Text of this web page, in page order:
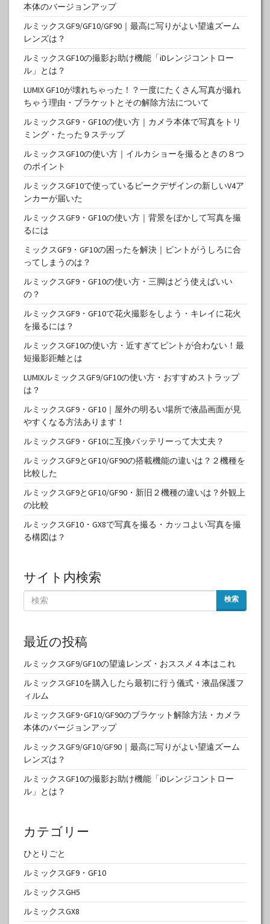
本体のバージョンアップ
ルミックスGF9/GF10/GF90｜最高に写りがよい望遠ズーム
レンズは？
ルミックスGF10の撮影お助け機能「iDレンジコントロー
ル」とは？
LUMIX GF10が壊れちゃった！？一度にたくさん写真が撮れ
ちゃう理由・ブラケットとその解除方法について
ルミックスGF9・GF10の使い方｜カメラ本体で写真をトリ
ミング・たった９ステップ
ルミックスGF10の使い方｜イルカショーを撮るときの８つ
のポイント
ルミックスGF10で使っているピークデザインの新しいV4ア
ンカーが届いた
ルミックスGF9・GF10の使い方｜背景をぼかして写真を撮
るには
ミックスGF9・GF10の困ったを解決｜ピントがうしろに合
ってしまうのは？
ルミックスGF9・GF10の使い方・三脚はどう使えばいい
の？
ルミックスGF9・GF10で花火撮影をしよう・キレイに花火
を撮るには？
ルミックスGF10の使い方・近すぎてピントが合わない！最
短撮影距離とは
LUMIXルミックスGF9/GF10の使い方・おすすめストラップ
は？
ルミックスGF9・GF10｜屋外の明るい場所で液晶画面が見
やすくなる方法あります！
ルミックスGF9・GF10に互換バッテリーって大丈夫？
ルミックスGF9とGF10/GF90の搭載機能の違いは？２機種を
比較した
ルミックスGF9とGF10/GF90・新旧２機種の違いは？外観上
の比較
ルミックスGF10・GX8で写真を撮る・カッコよい写真を撮
る構図は？
サイト内検索
検索
最近の投稿
ルミックスGF9/GF10の望遠レンズ・おススメ４本はこれ
ルミックスGF10を購入したら最初に行う儀式・液晶保護フ
ィルム
ルミックスGF9･GF10/GF90のブラケット解除方法・カメラ
本体のバージョンアップ
ルミックスGF9/GF10/GF90｜最高に写りがよい望遠ズーム
レンズは？
ルミックスGF10の撮影お助け機能「iDレンジコントロー
ル」とは？
カテゴリー
ひとりごと
ルミックスGF9・GF10
ルミックスGH5
ルミックスGX8